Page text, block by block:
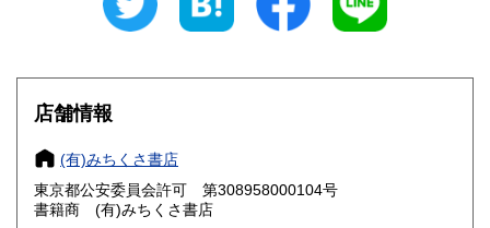
880円 福井県
880円 880円
岐阜県
愛知県
滋賀県 990円
店舗情報
(有)みちくさ書店
東京都公安委員会許可 第308958000104号
書籍商 (有)みちくさ書店